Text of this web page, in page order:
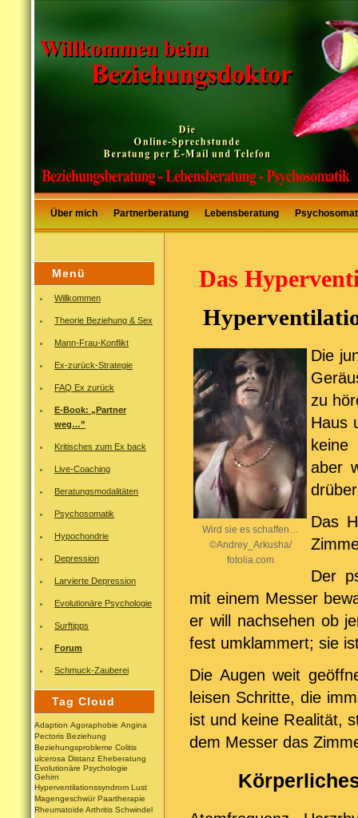
Über mich Partnerberatung Lebensberatung
Menü
Willkommen
Theorie Beziehung & Sex
Mann-Frau-Konflikt
Ex-zurück-Strategie
FAQ Ex zurück
E-Book: „Partner
weg…”
Kritisches zum Ex back
Live-Coaching
Beratungsmodalitäten
Psychosomatik
Hypochondrie
Depression
Larvierte Depression
Evolutionäre Psychologie
Surftipps
Forum
Schmuck-Zauberei
Tag Cloud
Adaption Agoraphobie Angina
Pectoris Beziehung
Beziehungsprobleme Colitis
ulcerosa Distanz Eheberatung
Evolutionäre Psychologie
Gehirn
Hyperventilationssyndrom Lust
Magengeschwür Paartherapie
Rheumatoide Arthritis Schwindel
Das
Wird sie es schaffen…
©Andrey_Arkusha/
fotolia.com
Die
zu
Haus
aber
Das
Der
mit einem Messer
er will nachsehen ob
fest umklammert; sie
Die Augen weit
leisen Schritte, die
ist und keine Realität,
dem Messer das